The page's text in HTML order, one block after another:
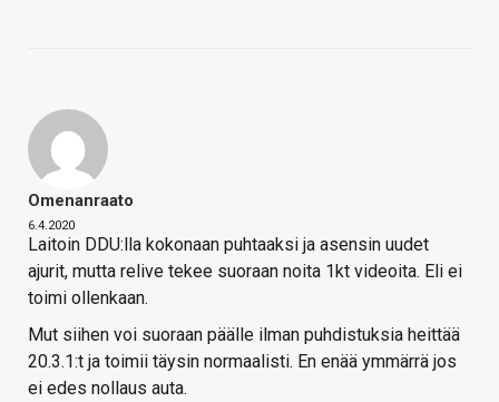
Omenanraato
6.4.2020
Laitoin DDU:lla kokonaan puhtaaksi ja asensin uudet
ajurit, mutta relive tekee suoraan noita 1kt videoita. Eli ei
toimi ollenkaan.
Mut siihen voi suoraan päälle ilman puhdistuksia heittää
20.3.1:t ja toimii täysin normaalisti. En enää ymmärrä jos
ei edes nollaus auta.